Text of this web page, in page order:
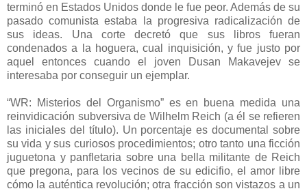
terminó en Estados Unidos donde le fue peor. Además de su
pasado comunista estaba la progresiva radicalización de
sus ideas. Una corte decretó que sus libros fueran
condenados a la hoguera, cual inquisición, y fue justo por
aquel entonces cuando el joven Dusan Makavejev se
interesaba por conseguir un ejemplar.
“WR: Misterios del Organismo” es en buena medida una
reinvidicación subversiva de Wilhelm Reich (a él se refieren
las iniciales del título). Un porcentaje es documental sobre
su vida y sus curiosos procedimientos; otro tanto una ficción
juguetona y panfletaria sobre una bella militante de Reich
que pregona, para los vecinos de su edicifio, el amor libre
cómo la auténtica revolución; otra fracción son vistazos a un